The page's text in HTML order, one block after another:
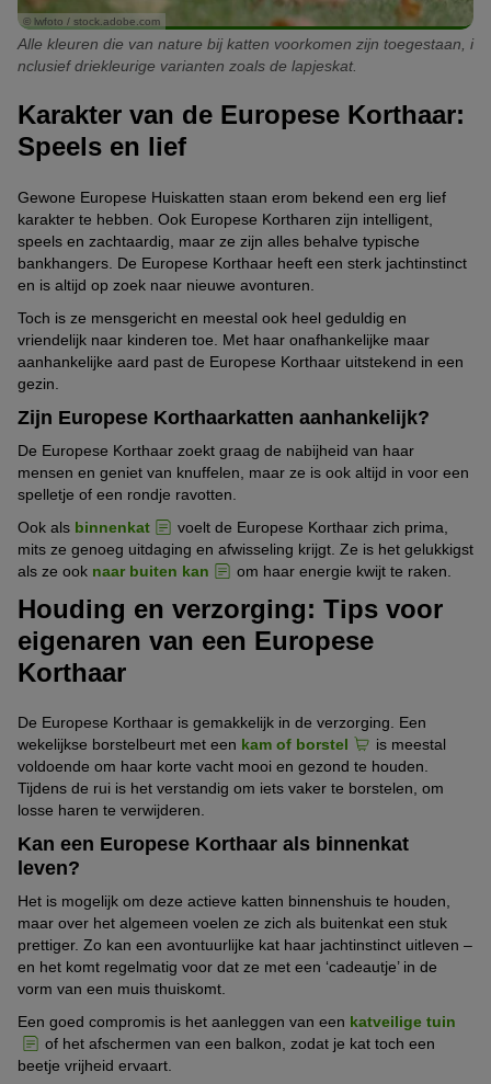
© lwfoto / stock.adobe.com
Alle kleuren die van nature bij katten voorkomen zijn toegestaan, i
nclusief driekleurige varianten zoals de lapjeskat.
Karakter van de Europese Korthaar:
Speels en lief
Gewone Europese Huiskatten staan erom bekend een erg lief
karakter te hebben. Ook Europese Kortharen zijn intelligent,
speels en zachtaardig, maar ze zijn alles behalve typische
bankhangers. De Europese Korthaar heeft een sterk jachtinstinct
en is altijd op zoek naar nieuwe avonturen.
Toch is ze mensgericht en meestal ook heel geduldig en
vriendelijk naar kinderen toe. Met haar onafhankelijke maar
aanhankelijke aard past de Europese Korthaar uitstekend in een
gezin.
Zijn Europese Korthaarkatten aanhankelijk?
De Europese Korthaar zoekt graag de nabijheid van haar
mensen en geniet van knuffelen, maar ze is ook altijd in voor een
spelletje of een rondje ravotten.
Ook als binnenkat
voelt de Europese Korthaar zich prima,
mits ze genoeg uitdaging en afwisseling krijgt. Ze is het gelukkigst
als ze ook naar buiten kan om haar energie kwijt te raken.
Houding en verzorging: Tips voor
eigenaren van een Europese
Korthaar
De Europese Korthaar is gemakkelijk in de verzorging. Een
wekelijkse borstelbeurt met een kam of borstel
is meestal
voldoende om haar korte vacht mooi en gezond te houden.
Tijdens de rui is het verstandig om iets vaker te borstelen, om
losse haren te verwijderen.
Kan een Europese Korthaar als binnenkat
leven?
Het is mogelijk om deze actieve katten binnenshuis te houden,
maar over het algemeen voelen ze zich als buitenkat een stuk
prettiger. Zo kan een avontuurlijke kat haar jachtinstinct uitleven –
en het komt regelmatig voor dat ze met een ‘cadeautje’ in de
vorm van een muis thuiskomt.
Een goed compromis is het aanleggen van een katveilige tuin
of het afschermen van een balkon, zodat je kat toch een
beetje vrijheid ervaart.